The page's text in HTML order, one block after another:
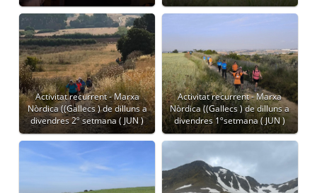
Activitat recurrent - Marxa
Nòrdica ((Gallecs ) de dilluns a
divendres 2º setmana ( JUN )
Activitat recurrent - Marxa
Nòrdica ((Gallecs ) de dilluns a
divendres 1ºsetmana ( JUN )